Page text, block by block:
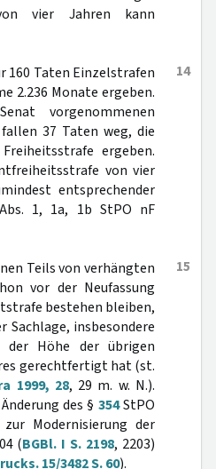
vier Jahren kann
14
160 Taten Einzelstrafen
2.236 Monate ergeben.
vorgenommenen
37 Taten weg, die
ergeben.
von vier
entsprechender
1, 1a, 1b StPO nF
15
Teils von verhängten
vor der Neufassung
bestehen bleiben,
Sachlage, insbesondere
Höhe der übrigen
gerechtfertigt hat (st.
1999, 28, 29 m. w. N.).
des § 354StPO
Modernisierung der
(BGBl. I S. 2198, 2203)
15/3482 S. 60).